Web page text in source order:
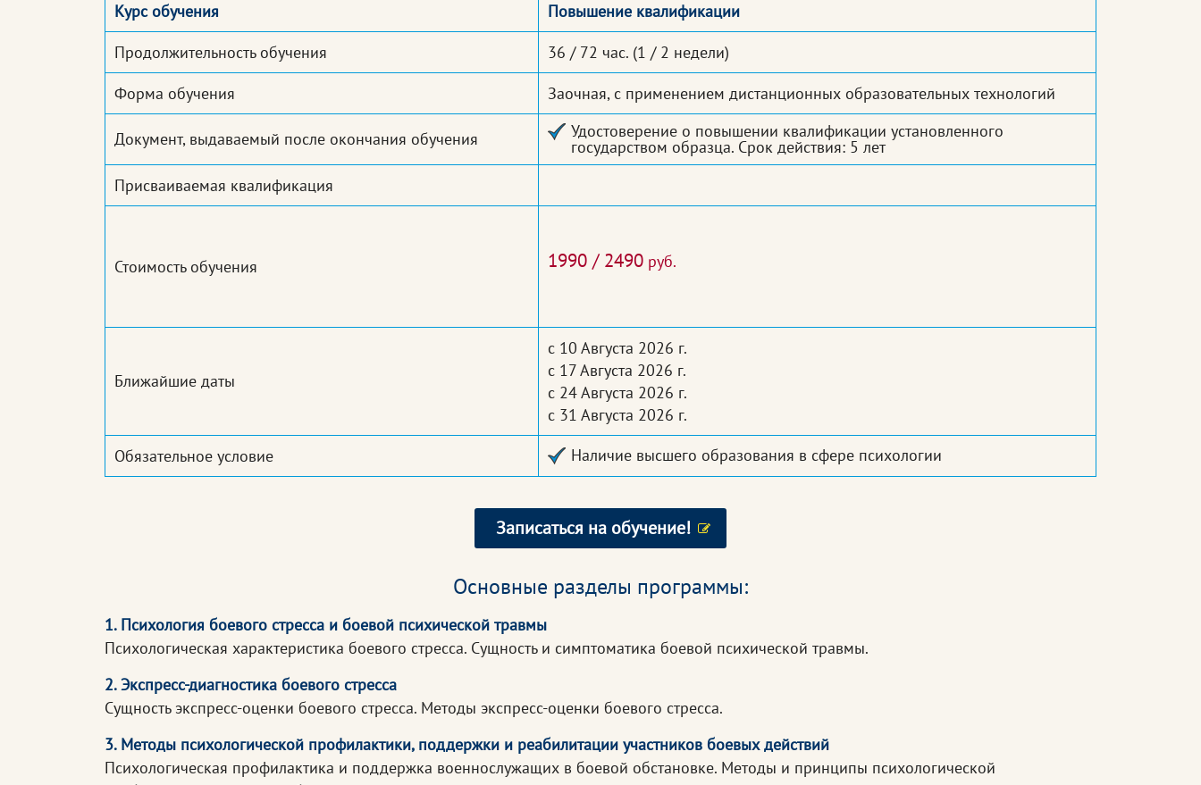
Курс обучения
Повышение квалификации
Продолжительность обучения
36 / 72 час. (1 / 2 недели)
Форма обучения
Заочная, с применением дистанционных образовательных технологий
Документ, выдаваемый после окончания обучения Удостоверение о повышении квалификации установленного
государством образца. Срок действия: 5 лет
Присваиваемая квалификация
Стоимость обучения 1990 / 2490 руб.
Ближайшие даты
с 10 Августа 2026 г.
с 17 Августа 2026 г.
с 24 Августа 2026 г.
с 31 Августа 2026 г.
Обязательное условие
Наличие высшего образования в сфере психологии
Записаться на обучение!
Основные разделы программы:
1. Психология боевого стресса и боевой психической травмы
Психологическая характеристика боевого стресса. Сущность и симптоматика боевой психической травмы.
2. Экспресс-диагностика боевого стресса
Сущность экспресс-оценки боевого стресса. Методы экспресс-оценки боевого стресса.
3. Методы психологической профилактики, поддержки и реабилитации участников боевых действий
Психологическая профилактика и поддержка военнослужащих в боевой обстановке. Методы и принципы психологической